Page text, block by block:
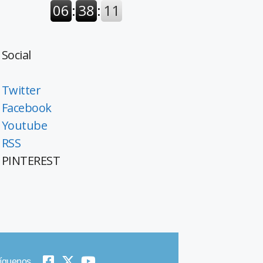
Social
Twitter
Facebook
Youtube
RSS
PINTEREST